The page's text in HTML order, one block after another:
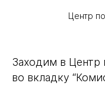
Центр
Заходим в Центр
во вкладку